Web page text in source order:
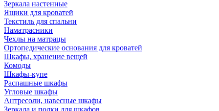
Зеркала настенные
Ящики для кроватей
Текстиль для спальни
Наматрасники
Чехлы на матрацы
Ортопедические основания для кроватей
Шкафы, хранение вещей
Комоды
Шкафы-купе
Распашные шкафы
Угловые шкафы
Антресоли, навесные шкафы
Зеркала и полки для шкафов